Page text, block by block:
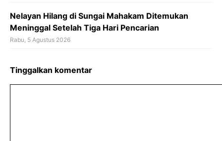
Nelayan Hilang di Sungai Mahakam Ditemukan
Meninggal Setelah Tiga Hari Pencarian
Rabu, 5 Agustus 2026
Tinggalkan komentar